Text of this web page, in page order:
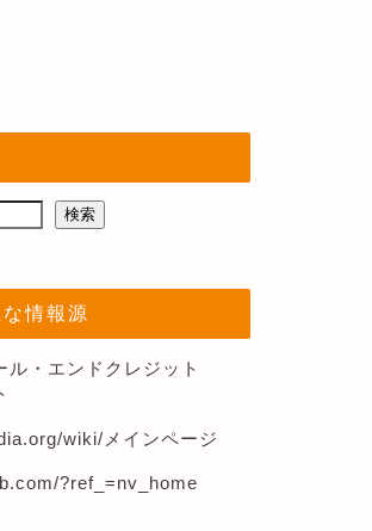
検索
情報源
ル・エンドクレジット
wiki/メインページ
?ref_=nv_home